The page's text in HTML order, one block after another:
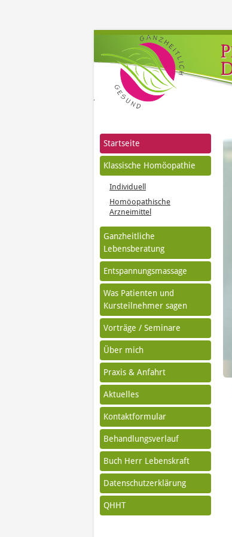
Startseite
Klassische Homöopathie
Individuell
Homöopathische
Arzneimittel
Ganzheitliche
Lebensberatung
Entspannungsmassage
Was Patienten und
Kursteilnehmer sagen
Vorträge / Seminare
Über mich
Praxis & Anfahrt
Aktuelles
Kontaktformular
Behandlungsverlauf
Buch Herr Lebenskraft
Datenschutzerklärung
QHHT